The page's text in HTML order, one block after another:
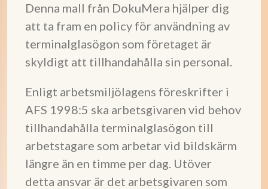
Denna mall från DokuMera hjälper dig
att ta fram en policy för användning av
terminalglasögon som företaget är
skyldigt att tillhandahålla sin personal.
Enligt arbetsmiljölagens föreskrifter i
AFS 1998:5 ska arbetsgivaren vid behov
tillhandahålla terminalglasögon till
arbetstagare som arbetar vid bildskärm
längre än en timme per dag. Utöver
detta ansvar är det arbetsgivaren som